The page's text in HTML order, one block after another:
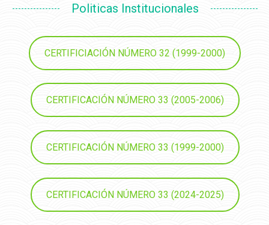
Politicas Institucionales
CERTIFICIACIÓN NÚMERO 32 (1999-2000)
CERTIFICACIÓN NÚMERO 33 (2005-2006)
CERTIFICACIÓN NÚMERO 33 (1999-2000)
CERTIFICACIÓN NÚMERO 33 (2024-2025)